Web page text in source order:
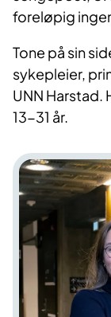
foreløpig
Tone på sin
sykepleier,
UNN Harstad.
13-31 år.